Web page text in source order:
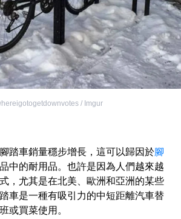
/ Imgur
踏車銷量穩步增長，這可以歸因於腳
中的耐用品。也許是因為人們越來越
，尤其是在北美、歐洲和亞洲的某些
車是一種有吸引力的中短距離汽車替
或買菜使用。